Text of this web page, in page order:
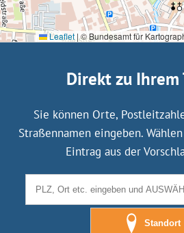
Leaflet |© Bundesamt für
Direkt zu
Sie können Orte,
Straßennamen eingeben.
Eintrag aus der
Standort